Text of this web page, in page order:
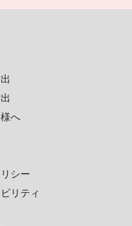
へ
シー
リティ